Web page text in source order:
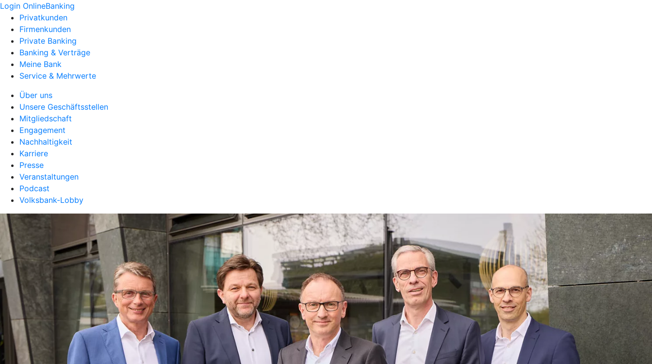
Login OnlineBanking
Privatkunden
Firmenkunden
Private Banking
Banking & Verträge
Meine Bank
Service & Mehrwerte
Über uns
Unsere Geschäftsstellen
Mitgliedschaft
Engagement
Nachhaltigkeit
Karriere
Presse
Veranstaltungen
Podcast
Volksbank-Lobby